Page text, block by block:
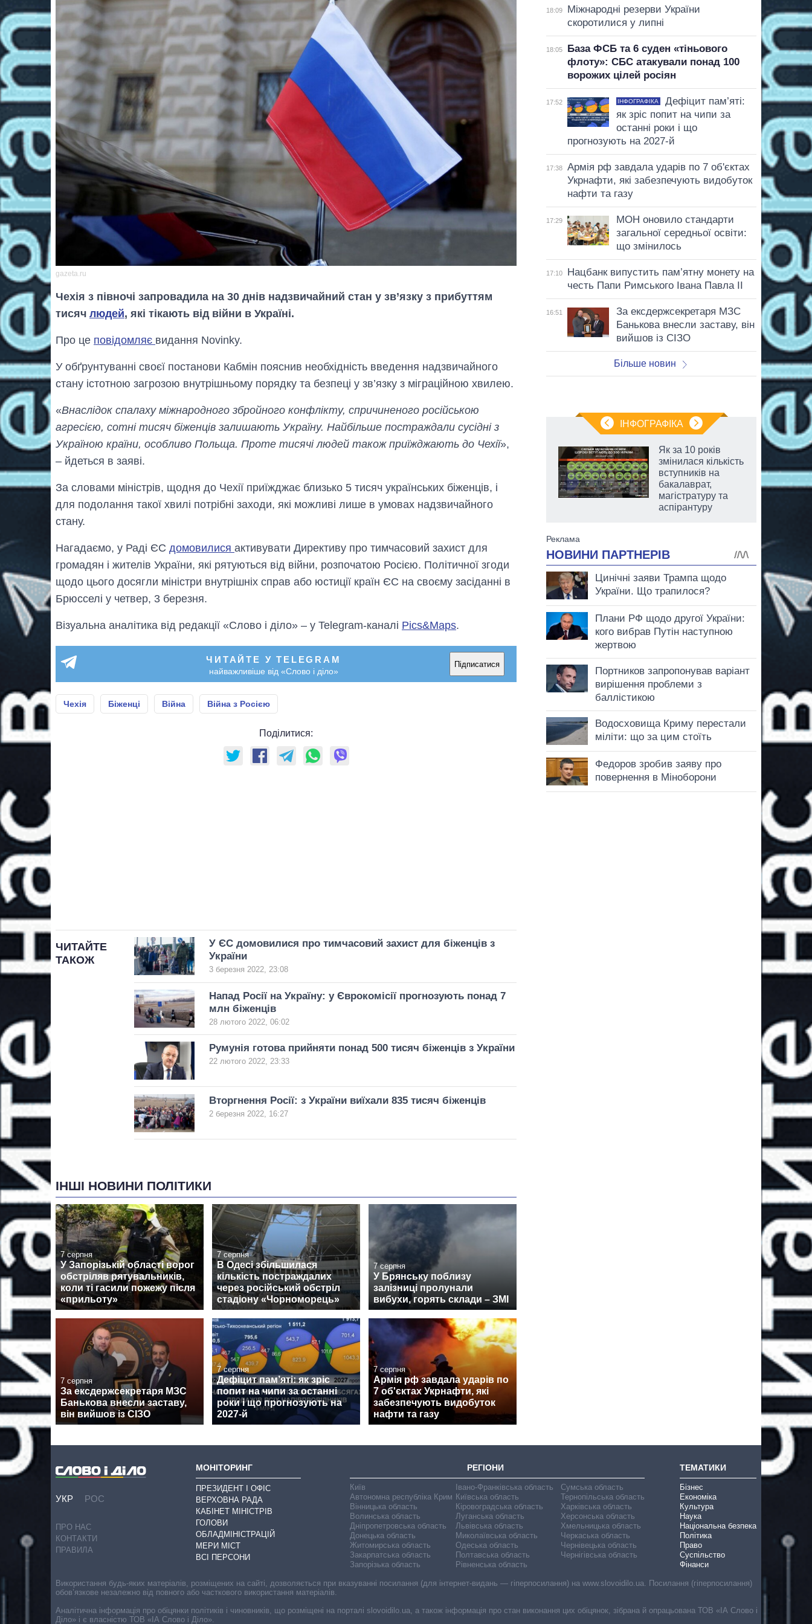
gazeta.ru
Чехія з півночі запровадила на 30 днів надзвичайний стан у зв’язку з прибуттям
тисяч людей, які тікають від війни в Україні.
Про це повідомляє видання Novinky.
У обґрунтуванні своєї постанови Кабмін пояснив необхідність введення надзвичайного
стану істотною загрозою внутрішньому порядку та безпеці у зв’язку з міграційною хвилею.
«Внаслідок спалаху міжнародного збройного конфлікту, спричиненого російською
агресією, сотні тисяч біженців залишають Україну. Найбільше постраждали сусідні з
Україною країни, особливо Польща. Проте тисячі людей також приїжджають до Чехії»,
– йдеться в заяві.
За словами міністрів, щодня до Чехії приїжджає близько 5 тисяч українських біженців, і
для подолання такої хвилі потрібні заходи, які можливі лише в умовах надзвичайного
стану.
Нагадаємо, у Раді ЄС домовилися активувати Директиву про тимчасовий захист для
громадян і жителів України, які рятуються від війни, розпочатою Росією. Політичної згоди
щодо цього досягли міністри внутрішніх справ або юстиції країн ЄС на своєму засіданні в
Брюсселі у четвер, 3 березня.
Візуальна аналітика від редакції «Слово і діло» – у Telegram-каналі Pics&Maps.
ЧИТАЙТЕ У TELEGRAM
найважливіше від «Слово і діло»
Підписатися
Чехія Біженці Війна Війна з Росією
Поділитися:
ЧИТАЙТЕ
ТАКОЖ
У ЄС домовилися про тимчасовий захист для біженців з
України
3 березня 2022, 23:08
Напад Росії на Україну: у Єврокомісії прогнозують понад 7
млн біженців
28 лютого 2022, 06:02
Румунія готова прийняти понад 500 тисяч біженців з України
22 лютого 2022, 23:33
Вторгнення Росії: з України виїхали 835 тисяч біженців
2 березня 2022, 16:27
ІНШІ НОВИНИ ПОЛІТИКИ
7 серпня
У Запорізькій області ворог
обстріляв рятувальників,
коли ті гасили пожежу після
«прильоту»
7 серпня
В Одесі збільшилася
кількість постраждалих
через російський обстріл
стадіону «Чорноморець»
7 серпня
У Брянську поблизу
залізниці пролунали
вибухи, горять склади – ЗМІ
7 серпня
За ексдержсекретаря МЗС
Банькова внесли заставу,
він вийшов із СІЗО
7 серпня
Дефіцит пам’яті: як зріс
попит на чипи за останні
роки і що прогнозують на
2027-й
7 серпня
Армія рф завдала ударів по
7 об'єктах Укрнафти, які
забезпечують видобуток
нафти та газу
18:09
Міжнародні резерви України
скоротилися у липні
18:05
База ФСБ та 6 суден «тіньового
флоту»: СБС атакували понад 100
ворожих цілей росіян
17:52 ІНФОГРАФІКА
Дефіцит пам’яті:
як зріс попит на чипи за
останні роки і що
прогнозують на 2027-й
17:38
Армія рф завдала ударів по 7 об'єктах
Укрнафти, які забезпечують видобуток
нафти та газу
17:29
МОН оновило стандарти
загальної середньої освіти:
що змінилось
17:10
Нацбанк випустить пам’ятну монету на
честь Папи Римського Івана Павла II
16:51
За ексдержсекретаря МЗС
Банькова внесли заставу, він
вийшов із СІЗО
Більше новин
ІНФОГРАФІКА
Як змінився
оборони за 13
років війни з
росією
Як за 10 років
змінилася кількість
вступників на
бакалаврат,
магістратуру та
аспірантуру
УКР РОС
ПРО НАС
КОНТАКТИ
ПРАВИЛА
МОНІТОРИНГ
ПРЕЗИДЕНТ І ОФІС
ВЕРХОВНА РАДА
КАБІНЕТ МІНІСТРІВ
ГОЛОВИ
ОБЛАДМІНІСТРАЦІЙ
МЕРИ МІСТ
ВСІ ПЕРСОНИ
РЕГІОНИ
Київ
Автономна республіка Крим
Вінницька область
Волинська область
Дніпропетровська область
Донецька область
Житомирська область
Закарпатська область
Запорізька область
Івано-Франківська область
Київська область
Кіровоградська область
Луганська область
Львівська область
Миколаївська область
Одеська область
Полтавська область
Рівненська область
Сумська область
Тернопільська область
Харківська область
Херсонська область
Хмельницька область
Черкаська область
Чернівецька область
Чернігівська область
ТЕМАТИКИ
Бізнес
Економіка
Культура
Наука
Національна безпека
Політика
Право
Суспільство
Фінанси
Використання будь-яких матеріалів, розміщених на сайті, дозволяється при вказуванні посилання (для інтернет-видань — гіперпосилання) на www.slovoidilo.ua. Посилання (гіперпосилання)
обов’язкове незалежно від повного або часткового використання матеріалів.
Аналітична інформація про обіцянки політиків і чиновників, що розміщені на порталі slovoidilo.ua, а також інформація про стан виконання цих обіцянок, зібрана й опрацьована ТОВ «ІА Слово і
Діло» і є власністю ТОВ «ІА Слово і Діло».